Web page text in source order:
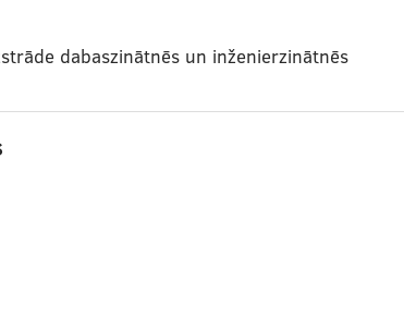
dabaszinātnēs un inženierzinātnēs